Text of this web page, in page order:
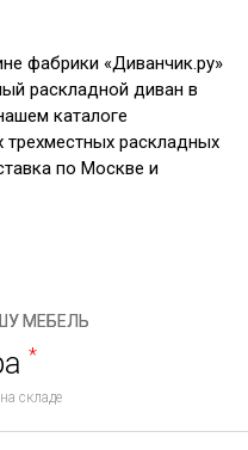
фабрики «Диванчик.ру»
раскладной диван в
каталоге
раскладных
по Москве и
МЕБЕЛЬ
*
складе